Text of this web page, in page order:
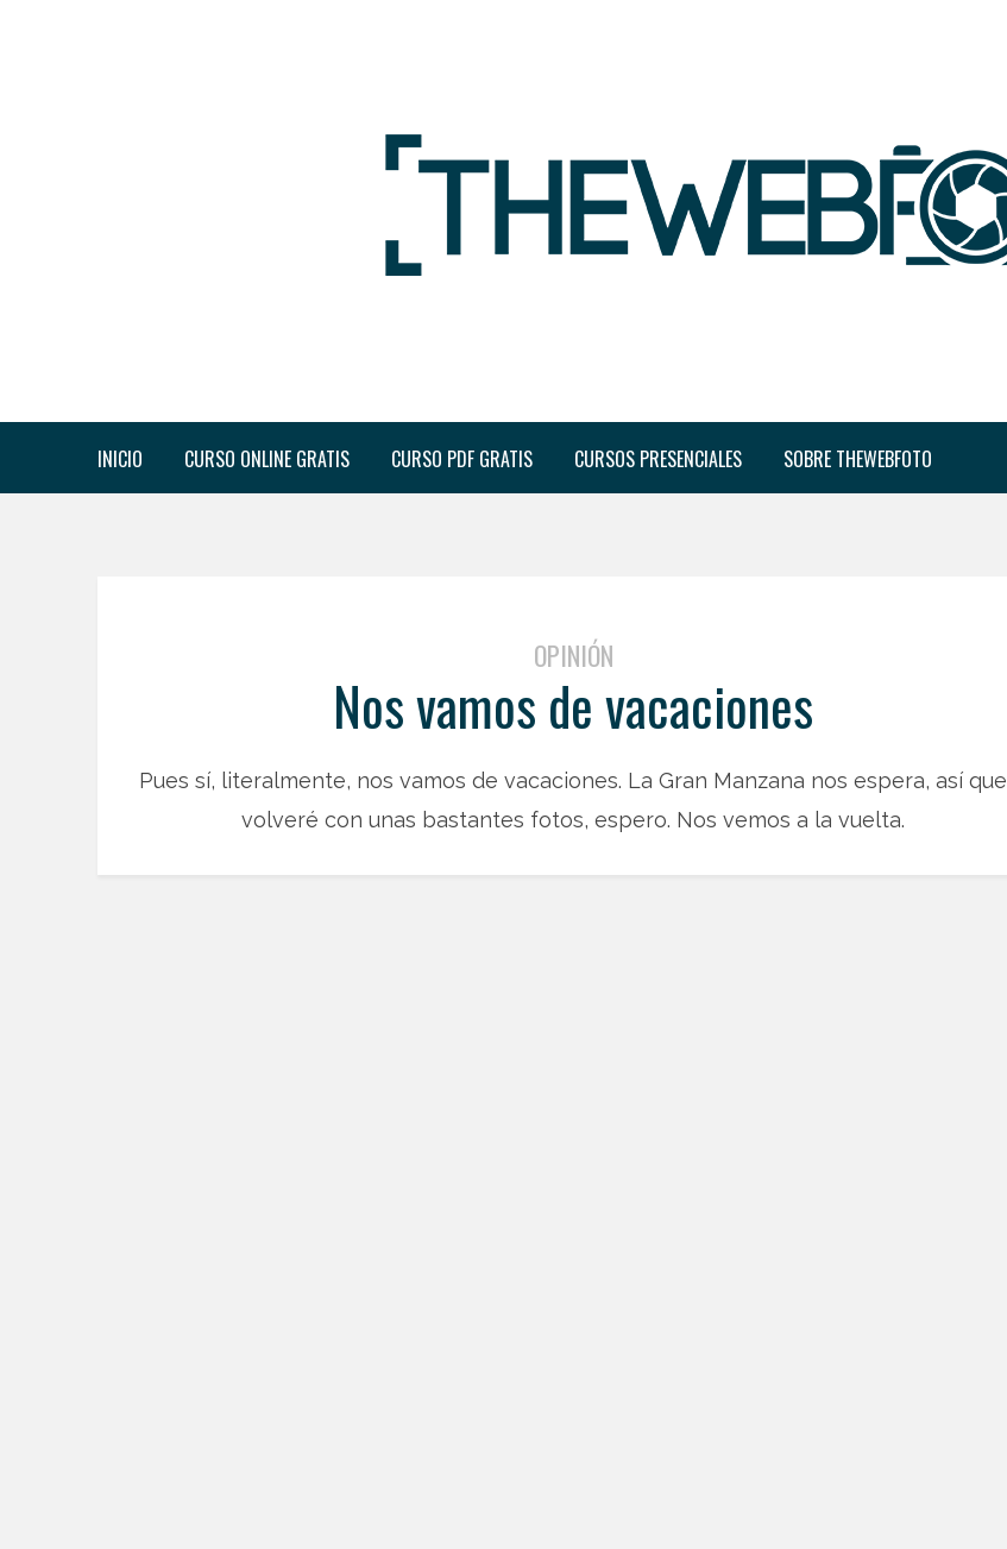
INICIO CURSO ONLINE GRATIS CURSO PDF GRATIS CURSOS PRESENCIALES SOBRE THEWEBFOTO
OPINIÓN
Nos vamos de vacaciones
Pues sí, literalmente, nos vamos de vacaciones. La Gran Manzana nos espera, así que
volveré con unas bastantes fotos, espero. Nos vemos a la vuelta.